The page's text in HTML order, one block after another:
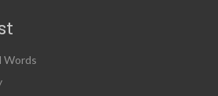
Words